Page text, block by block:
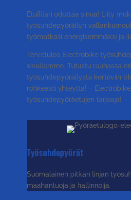
Etufillari odottaa sinua! Liity
työsuhdepyöräilyn
työmatkasi energisemmäksi ja
Tervetuloa Electrobike
sivullemme. Tutustu rauhassa eri
työsuhdepyöräilystä kertoviin
rohkeasti yhteyttä! –
työsuhdepyöräetujen tarjoaja!
Työsuhdepyörät
Suomalainen pitkän linjan
maahantuoja ja hallinnoija.